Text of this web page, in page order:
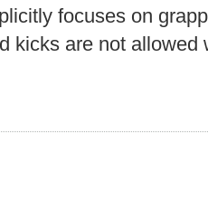
focuses on
kicks are not allowed